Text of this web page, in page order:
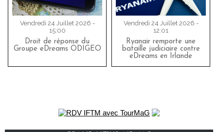
Vendredi 24 Juillet 2026 -
15:00
Droit de réponse du
Groupe eDreams ODIGEO
Vendredi 24 Juillet 2026 -
12:01
Ryanair remporte une
bataille judiciaire contre
eDreams en Irlande